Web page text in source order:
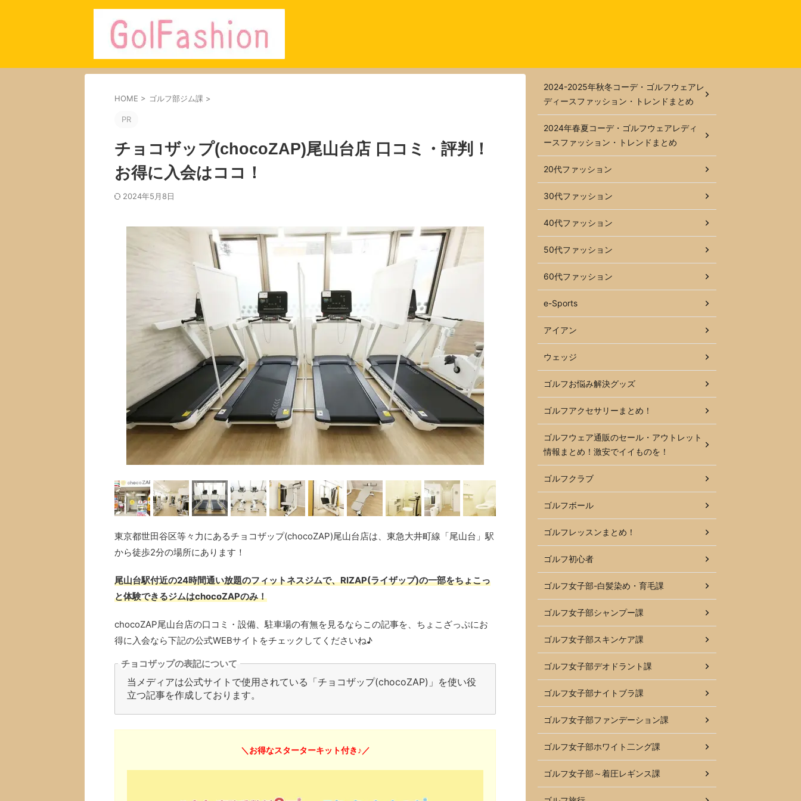
HOME > ゴルフ部ジム課 >
PR
チョコザップ(chocoZAP)尾山台店 口コミ・評判！
お得に入会はココ！
2024年5月8日
東京都世田谷区等々力にあるチョコザップ(chocoZAP)尾山台店は、東急大井町線「尾山台」駅
から徒歩2分の場所にあります！
尾山台駅付近の24時間通い放題のフィットネスジムで、RIZAP(ライザップ)の一部をちょこっ
と体験できるジムはchocoZAPのみ！
chocoZAP尾山台店の口コミ・設備、駐車場の有無を見るならこの記事を、ちょこざっぷにお
得に入会なら下記の公式WEBサイトをチェックしてくださいね♪
チョコザップの表記について
当メディアは公式サイトで使用されている「チョコザップ(chocoZAP)」を使い役
立つ記事を作成しております。
＼お得なスターターキット付き♪／
2024-2025年秋冬コーデ・ゴルフウェアレ
ディースファッション・トレンドまとめ
2024年春夏コーデ・ゴルフウェアレディ
ースファッション・トレンドまとめ
20代ファッション
30代ファッション
40代ファッション
50代ファッション
60代ファッション
e-Sports
アイアン
ウェッジ
ゴルフお悩み解決グッズ
ゴルフアクセサリーまとめ！
ゴルフウェア通販のセール・アウトレット
情報まとめ！激安でイイものを！
ゴルフクラブ
ゴルフボール
ゴルフレッスンまとめ！
ゴルフ初心者
ゴルフ女子部-白髪染め・育毛課
ゴルフ女子部シャンプー課
ゴルフ女子部スキンケア課
ゴルフ女子部デオドラント課
ゴルフ女子部ナイトブラ課
ゴルフ女子部ファンデーション課
ゴルフ女子部ホワイト二ング課
ゴルフ女子部～着圧レギンス課